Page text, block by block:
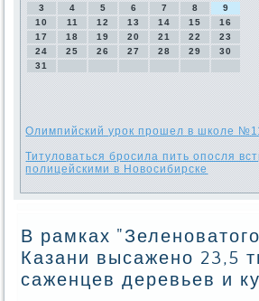
3
4 5 6 7 8
9
10
11 12 13 14 15
16
17
18 19 20 21 22
23
24
25 26 27 28 29
30
31
Олимпийский урок прошел в школе
Титуловаться бросила пить опосля
полицейскими в Новосибирске
В рамках
Казани высажено 23,5
саженцев деревьев и